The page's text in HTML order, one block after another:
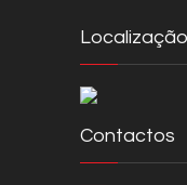
Localização
Contactos